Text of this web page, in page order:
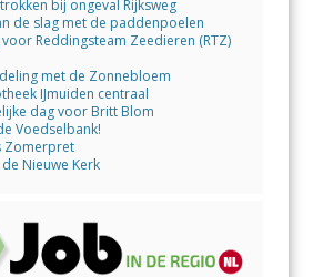
bij ongeval Rijksweg
de slag met de paddenpoelen
Reddingsteam Zeedieren (RTZ)
met de Zonnebloem
IJmuiden centraal
dag voor Britt Blom
Voedselbank!
Zomerpret
Nieuwe Kerk